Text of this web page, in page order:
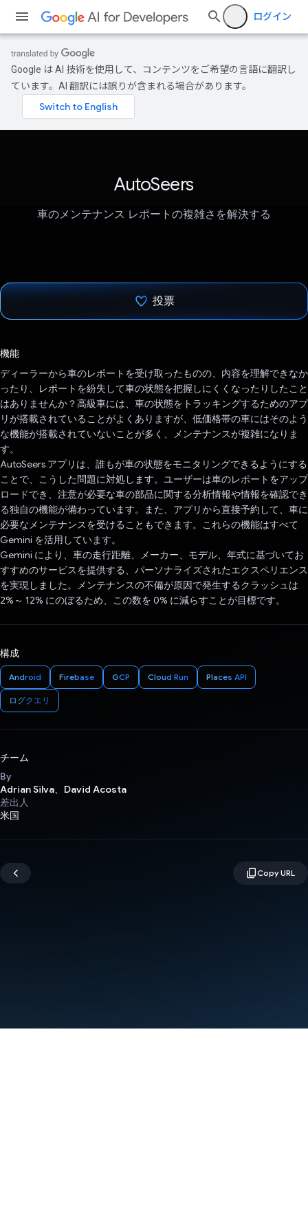
ログイン
Google は AI 技術を使用して、コンテンツをご希望の言語に翻訳し
ています。AI 翻訳には誤りが含まれる場合があります。
AutoSeers
車のメンテナンス レポートの複雑さを解決する
投票
機能
ディーラーから車のレポートを受け取ったものの、内容を理解できなか
ったり、レポートを紛失して車の状態を把握しにくくなったりしたこと
はありませんか？高級車には、車の状態をトラッキングするためのアプ
リが搭載されていることがよくありますが、低価格帯の車にはそのよう
な機能が搭載されていないことが多く、メンテナンスが複雑になりま
す。
AutoSeers アプリは、誰もが車の状態をモニタリングできるようにする
ことで、こうした問題に対処します。ユーザーは車のレポートをアップ
ロードでき、注意が必要な車の部品に関する分析情報や情報を確認でき
る独自の機能が備わっています。また、アプリから直接予約して、車に
必要なメンテナンスを受けることもできます。これらの機能はすべて
Gemini を活用しています。
Gemini により、車の走行距離、メーカー、モデル、年式に基づいてお
すすめのサービスを提供する、パーソナライズされたエクスペリエンス
を実現しました。メンテナンスの不備が原因で発生するクラッシュは
2%～ 12% にのぼるため、この数を 0% に減らすことが目標です。
構成
Android Firebase GCP Cloud Run Places API
ログクエリ
チーム
By
Adrian Silva、David Acosta
差出人
米国